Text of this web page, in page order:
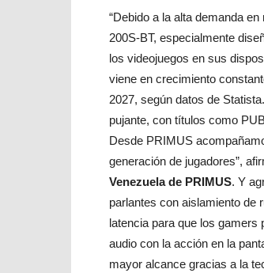
“Debido a la alta demanda
200S-BT, especialmente
los videojuegos en sus
viene en crecimiento
2027, según datos de
pujante, con títulos como
Desde PRIMUS
generación de jugadores”,
Venezuela de PRIMUS. Y
parlantes con aislamiento de
latencia para que los gamers
audio con la acción en la
mayor alcance gracias a la